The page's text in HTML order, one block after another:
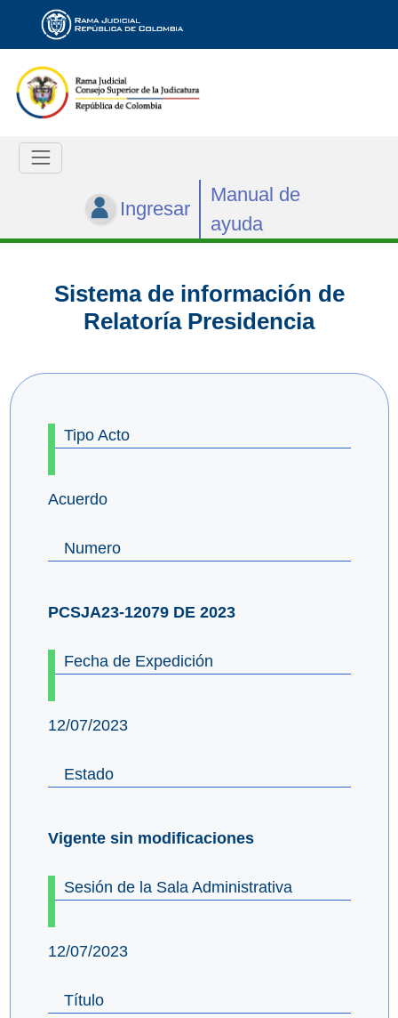
Ingresar
Manual de
ayuda
Sistema de información de
Relatoría Presidencia
Tipo Acto
Acuerdo
Numero
PCSJA23-12079 DE 2023
Fecha de Expedición
12/07/2023
Estado
Vigente sin modificaciones
Sesión de la Sala Administrativa
12/07/2023
Título